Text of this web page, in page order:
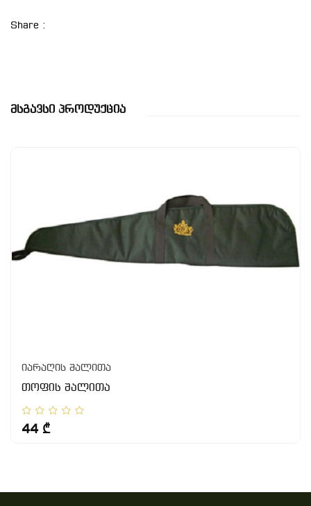
Share :
Მსგავსი Პროდუქცია
იარაღის შალითა
თოფის შალითა
44 ₾